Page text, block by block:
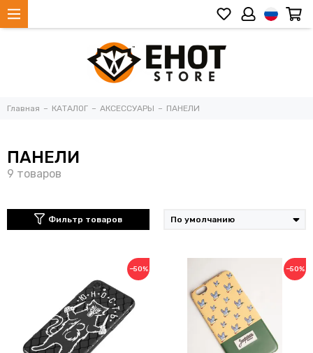
Главная КАТАЛОГ АКСЕССУАРЫ ПАНЕЛИ
ПАНЕЛИ
Фильтр товаров
−50% −50%